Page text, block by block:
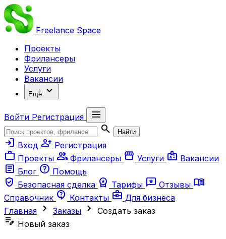
Freelance Space
Проекты
Фрилансеры
Услуги
Вакансии
Ещё expand_more
Войти Регистрация
menu
search
Найти
login Вход person_add Регистрация
work Проекты group Фрилансеры storefront Услуги badge Вакансии
article Блог help Помощь
verified_user Безопасная сделка workspace_premium Тарифы reviews Отзывы menu_book
Справочник contact_support Контакты business_center Для бизнеса
Главная chevron_right Заказы chevron_right Создать заказ
edit_note Новый заказ